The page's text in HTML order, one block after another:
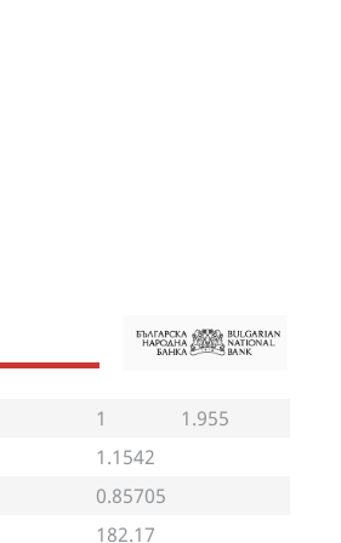
1
1.955
1.1542
0.85705
182.17